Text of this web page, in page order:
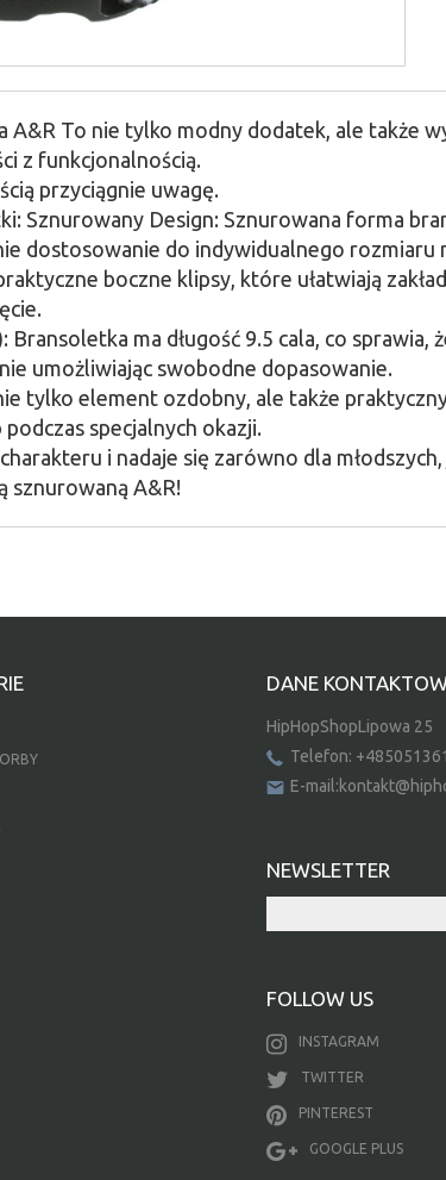
A&R To nie tylko modny dodatek, ale także
z funkcjonalnością.
przyciągnie uwagę.
Sznurowany Design: Sznurowana forma
dostosowanie do indywidualnego rozmiaru
boczne klipsy, które ułatwiają
Bransoletka ma długość 9.5 cala, co
umożliwiając swobodne dopasowanie.
tylko element ozdobny, ale także
specjalnych okazji.
i nadaje się zarówno dla
sznurowaną A&R!
DANE
HipHopShopLipowa 25
Telefon:
E-
NEWSLETTER
FOLLOW US
INSTAGRAM
TWITTER
PINTEREST
GOOGLE PLUS